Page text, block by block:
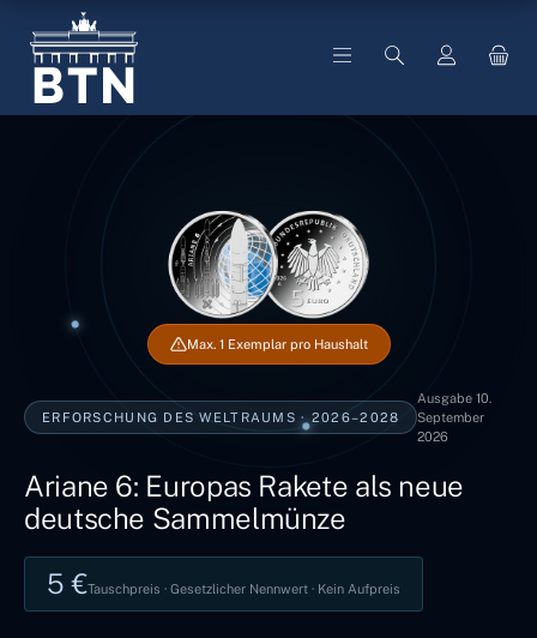
springen
ERFORSCHUNG DES WELTRAUMS · 2026–2028
Ausgabe 10.
September
2026
Ariane 6: Europas Rakete als neue
deutsche Sammelmünze
5 €Tauschpreis · Gesetzlicher Nennwert · Kein Aufpreis
Max. 1 Exemplar pro Haushalt